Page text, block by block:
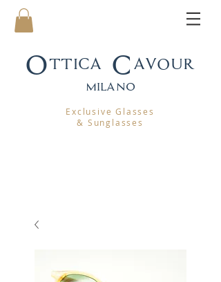
Ottica Cavour
milano
Exclusive Glasses
& Sunglasses